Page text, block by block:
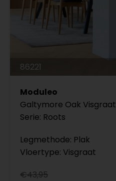
86221
Moduleo
Galtymore Oak Visgraat
Serie: Roots
Legmethode: Plak
Vloertype: Visgraat
€43,95